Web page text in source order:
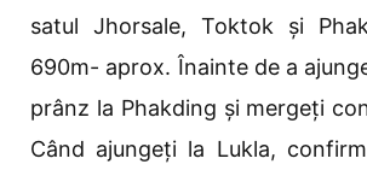
satul Jhorsale, Toktok și
690m- aprox. Înainte de a
prânz la Phakding și mergeți
Când ajungeți la Lukla,